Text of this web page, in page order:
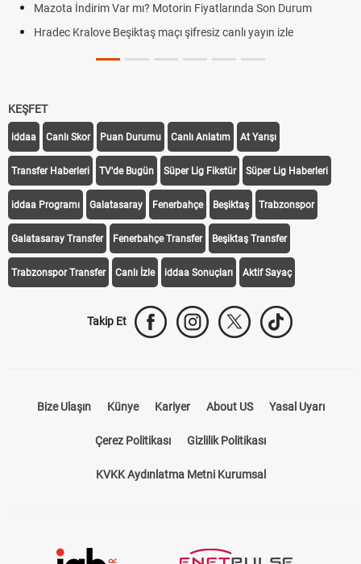
Mazota İndirim Var mı? Motorin Fiyatlarında Son Durum
Hradec Kralove Beşiktaş maçı şifresiz canlı yayın izle
KEŞFET
iddaa Canlı Skor Puan Durumu Canlı Anlatım At Yarışı
Transfer Haberleri TV'de Bugün Süper Lig Fikstür Süper Lig Haberleri
iddaa Programı Galatasaray Fenerbahçe Beşiktaş Trabzonspor
Galatasaray Transfer Fenerbahçe Transfer Beşiktaş Transfer
Trabzonspor Transfer Canlı İzle iddaa Sonuçları Aktif Sayaç
Takip Et
Bize Ulaşın Künye Kariyer About US Yasal Uyarı
Çerez Politikası Gizlilik Politikası
KVKK Aydınlatma Metni Kurumsal